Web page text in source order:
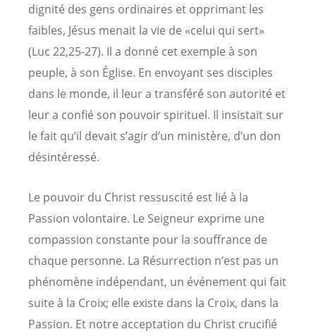
dignité des gens ordinaires et opprimant les
faibles, Jésus menait la vie de «celui qui sert»
(Luc 22,25-27). Il a donné cet exemple à son
peuple, à son Église. En envoyant ses disciples
dans le monde, il leur a transféré son autorité et
leur a confié son pouvoir spirituel. Il insistait sur
le fait qu’il devait s’agir d’un ministère, d’un don
désintéressé.
Le pouvoir du Christ ressuscité est lié à la
Passion volontaire. Le Seigneur exprime une
compassion constante pour la souffrance de
chaque personne. La Résurrection n’est pas un
phénomène indépendant, un événement qui fait
suite à la Croix; elle existe dans la Croix, dans la
Passion. Et notre acceptation du Christ crucifié